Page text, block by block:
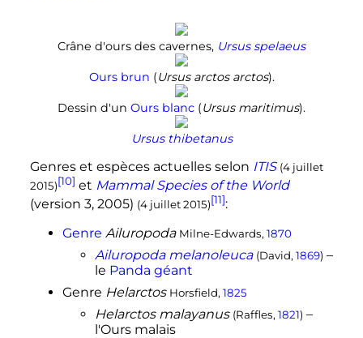
Crâne d'ours des cavernes, Ursus spelaeus
Ours brun (Ursus arctos arctos).
Dessin d'un Ours blanc (Ursus maritimus).
Ursus thibetanus
Genres et espèces actuelles selon ITIS (4 juillet
2015)[10] et Mammal Species of the World
(version 3, 2005) (4 juillet 2015)[11]:
Genre Ailuropoda Milne-Edwards, 1870
Ailuropoda melanoleuca (David, 1869) –
le Panda géant
Genre Helarctos Horsfield, 1825
Helarctos malayanus (Raffles, 1821) –
l'Ours malais